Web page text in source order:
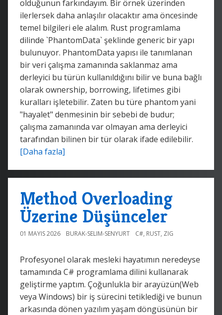
olduğunun farkındayım. Bir örnek üzerinden
ilerlersek daha anlaşılır olacaktır ama öncesinde
temel bilgileri ele alalım. Rust programlama
dilinde `PhantomData` şeklinde generic bir yapı
bulunuyor. PhantomData yapısı ile tanımlanan
bir veri çalışma zamanında saklanmaz ama
derleyici bu türün kullanıldığını bilir ve buna bağlı
olarak ownership, borrowing, lifetimes gibi
kuralları işletebilir. Zaten bu türe phantom yani
"hayalet" denmesinin bir sebebi de budur;
çalışma zamanında var olmayan ama derleyici
tarafından bilinen bir tür olarak ifade edilebilir.
[Daha fazla]
Method Overloading
Üzerine Düşünceler
01 MAYIS 2026 BURAK-SELIM-SENYURT C#, RUST, ZIG
Profesyonel olarak mesleki hayatımın neredeyse
tamamında C# programlama dilini kullanarak
geliştirme yaptım. Çoğunlukla bir arayüzün(Web
veya Windows) bir iş sürecini tetiklediği ve bunun
arkasında dönen yazılım yaşam döngüsünün bir